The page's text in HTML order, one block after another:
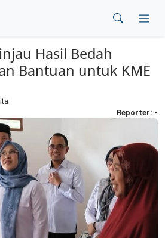
Hasil Bedah
Bantuan untuk KME
Reporter: -